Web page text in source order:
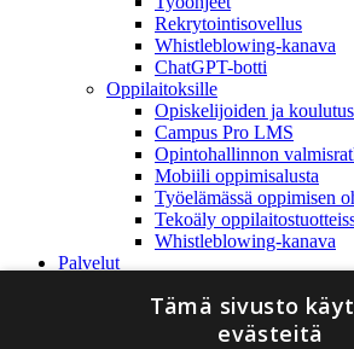
Rekrytointisovellus
Whistleblowing-kanava
ChatGPT-botti
Oppilaitoksille
Opiskelijoiden ja
Campus Pro LMS
Opintohallinnon
Mobiili oppimisalusta
Työelämässä oppimisen
Tekoäly
Whistleblowing-kanava
Palvelut
Tämä sivusto
evästeitä